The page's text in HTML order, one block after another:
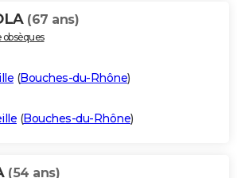
(67 ans)
(Bouches-du-Rhône)
(Bouches-du-Rhône)
(54 ans)